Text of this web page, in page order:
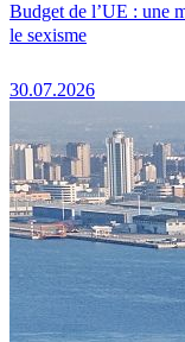
Budget de l’UE : une
le sexisme
30.07.2026